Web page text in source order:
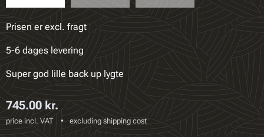
Prisen er excl. fragt
5-6 dages levering
Super god lille back up lygte
745.00 kr.
price incl. VAT excluding shipping cost